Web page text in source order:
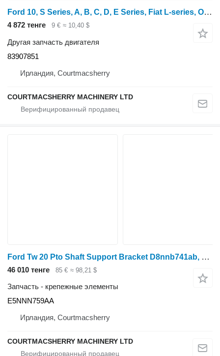
Ford 10, S Series, A, B, C, D, E Series, Fiat L-series, Oil Filler Ca 83907851 для трактора колесного
4 872 тенге 9 € ≈ 10,40 $
Другая запчасть двигателя
83907851
Ирландия, Courtmacsherry
COURTMACSHERRY MACHINERY LTD
Ford Tw 20 Pto Shaft Support Bracket D8nnb741ab, 83955172, E5NNN759AA для трактора колесного
46 010 тенге 85 € ≈ 98,21 $
Запчасть - крепежные элементы
E5NNN759AA
Ирландия, Courtmacsherry
COURTMACSHERRY MACHINERY LTD